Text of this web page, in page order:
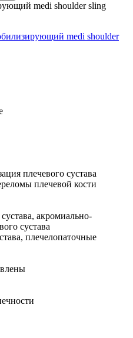
medi shoulder sling
плечевого сустава
плечевой кости
акромиально-
сустава
плечелопаточные